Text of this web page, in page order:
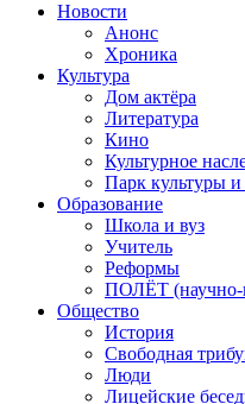
Новости
Анонс
Хроника
Культура
Дом актёра
Литература
Кино
Культурное
Парк культуры и
Образование
Школа и вуз
Учитель
Реформы
ПОЛЁТ (научно-
Общество
История
Свободная
Люди
Лицейские